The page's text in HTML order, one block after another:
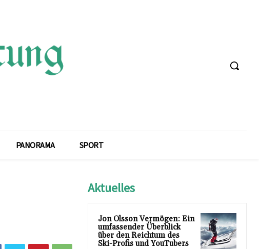
PANORAMA SPORT
Aktuelles
Jon Olsson Vermögen: Ein
umfassender Überblick
über den Reichtum des
Ski-Profis und YouTubers